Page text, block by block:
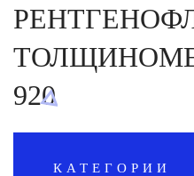
920
КАТЕГОРИИ